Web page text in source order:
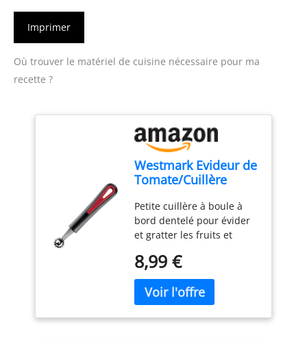
Imprimer
Où trouver le matériel de cuisine nécessaire pour ma
recette ?
Westmark Evideur de
Tomate/Cuillère
Souche de Tomate,
Avec Bord dentelé, ø
2,1 cm, longueur :
16,6 cm, Acier
inoxydable/plastique,
Gallant, Noir/rouge,
29202270
Petite cuillère à boule à
bord dentelé pour évider
et gratter les fruits et
pommes, les poires, les
courgettes ou les
aubergines et pour
enlever les tiges de tomate
Evidement complet des
8,99 €